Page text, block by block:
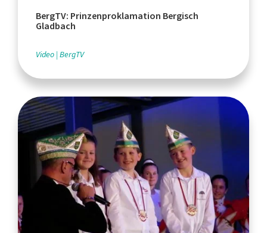
BergTV: Prinzenproklamation Bergisch
Gladbach
Video BergTV